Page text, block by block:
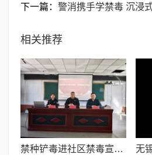
下一篇： 警消携手学禁毒 沉浸
相关推荐
禁种铲毒进社区禁毒宣传暖民心